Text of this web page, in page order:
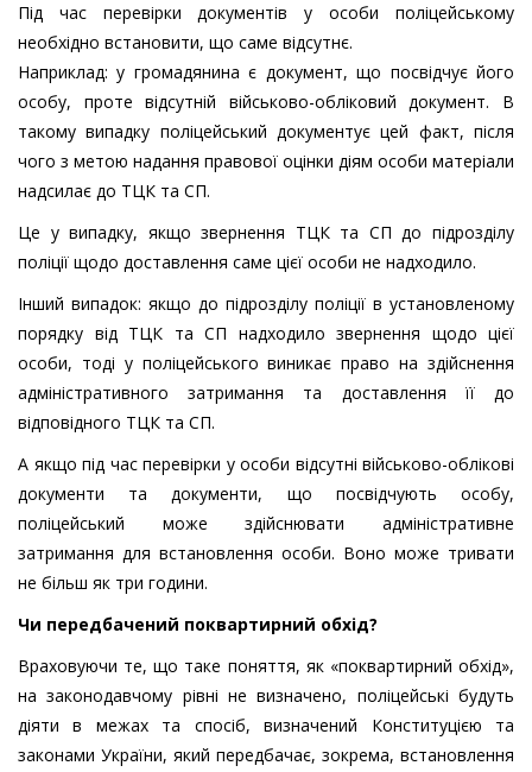
Під час перевірки документів у особи поліцейському
необхідно встановити, що саме відсутнє.
Наприклад: у громадянина є документ, що посвідчує його
особу, проте відсутній військово-обліковий документ. В
такому випадку поліцейський документує цей факт, після
чого з метою надання правової оцінки діям особи матеріали
надсилає до ТЦК та СП.
Це у випадку, якщо звернення ТЦК та СП до підрозділу
поліції щодо доставлення саме цієї особи не надходило.
Інший випадок: якщо до підрозділу поліції в установленому
порядку від ТЦК та СП надходило звернення щодо цієї
особи, тоді у поліцейського виникає право на здійснення
адміністративного затримання та доставлення її до
відповідного ТЦК та СП.
А якщо під час перевірки у особи відсутні військово-облікові
документи та документи, що посвідчують особу,
поліцейський може здійснювати адміністративне
затримання для встановлення особи. Воно може тривати
не більш як три години.
Чи передбачений поквартирний обхід?
Враховуючи те, що таке поняття, як «поквартирний обхід»,
на законодавчому рівні не визначено, поліцейські будуть
діяти в межах та спосіб, визначений Конституцією та
законами України, який передбачає, зокрема, встановлення